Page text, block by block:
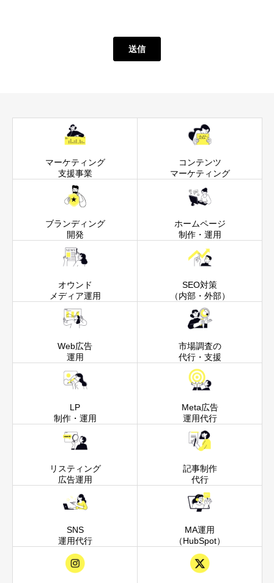
マーケティング
支援事業
コンテンツ
マーケティング
ブランディング
開発
ホームページ
制作・運用
オウンド
メディア運用
SEO対策
（内部・外部）
Web広告
運用
市場調査の
代行・支援
LP
制作・運用
Meta広告
運用代行
リスティング
広告運用
記事制作
代行
SNS
運用代行
MA運用
（HubSpot）